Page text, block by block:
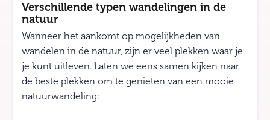
Verschillende typen wandelingen in de
natuur
Wanneer het aankomt op mogelijkheden van
wandelen in de natuur, zijn er veel plekken waar je
je kunt uitleven. Laten we eens samen kijken naar
de beste plekken om te genieten van een mooie
natuurwandeling: